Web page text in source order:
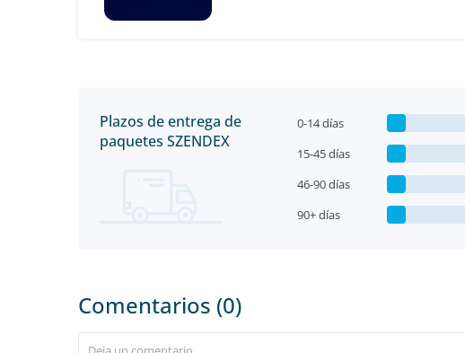
Plazos de entrega de
paquetes SZENDEX
0-14 días
15-45 días
46-90 días
90+ días
Comentarios (0)